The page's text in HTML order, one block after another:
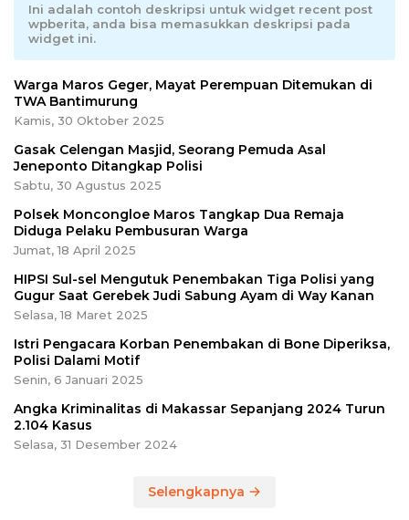
Ini adalah contoh deskripsi untuk widget recent post
wpberita, anda bisa memasukkan deskripsi pada
widget ini.
Warga Maros Geger, Mayat Perempuan Ditemukan di
TWA Bantimurung
Kamis, 30 Oktober 2025
Gasak Celengan Masjid, Seorang Pemuda Asal
Jeneponto Ditangkap Polisi
Sabtu, 30 Agustus 2025
Polsek Moncongloe Maros Tangkap Dua Remaja
Diduga Pelaku Pembusuran Warga
Jumat, 18 April 2025
HIPSI Sul-sel Mengutuk Penembakan Tiga Polisi yang
Gugur Saat Gerebek Judi Sabung Ayam di Way Kanan
Selasa, 18 Maret 2025
Istri Pengacara Korban Penembakan di Bone Diperiksa,
Polisi Dalami Motif
Senin, 6 Januari 2025
Angka Kriminalitas di Makassar Sepanjang 2024 Turun
2.104 Kasus
Selasa, 31 Desember 2024
Selengkapnya